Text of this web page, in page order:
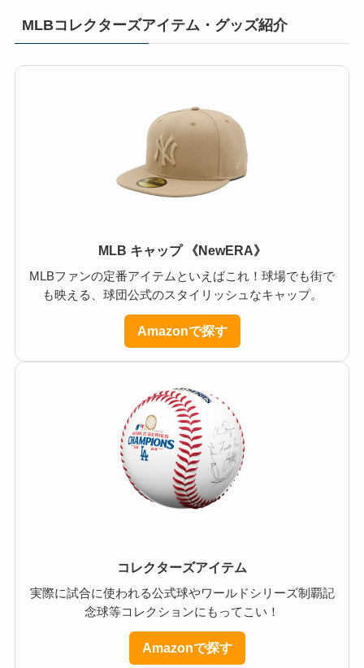
MLBコレクターズアイテム・グッズ紹介
MLB キャップ 《NewERA》
MLBファンの定番アイテムといえばこれ！球場でも街で
も映える、球団公式のスタイリッシュなキャップ。
Amazonで探す
コレクターズアイテム
実際に試合に使われる公式球やワールドシリーズ制覇記
念球等コレクションにもってこい！
Amazonで探す